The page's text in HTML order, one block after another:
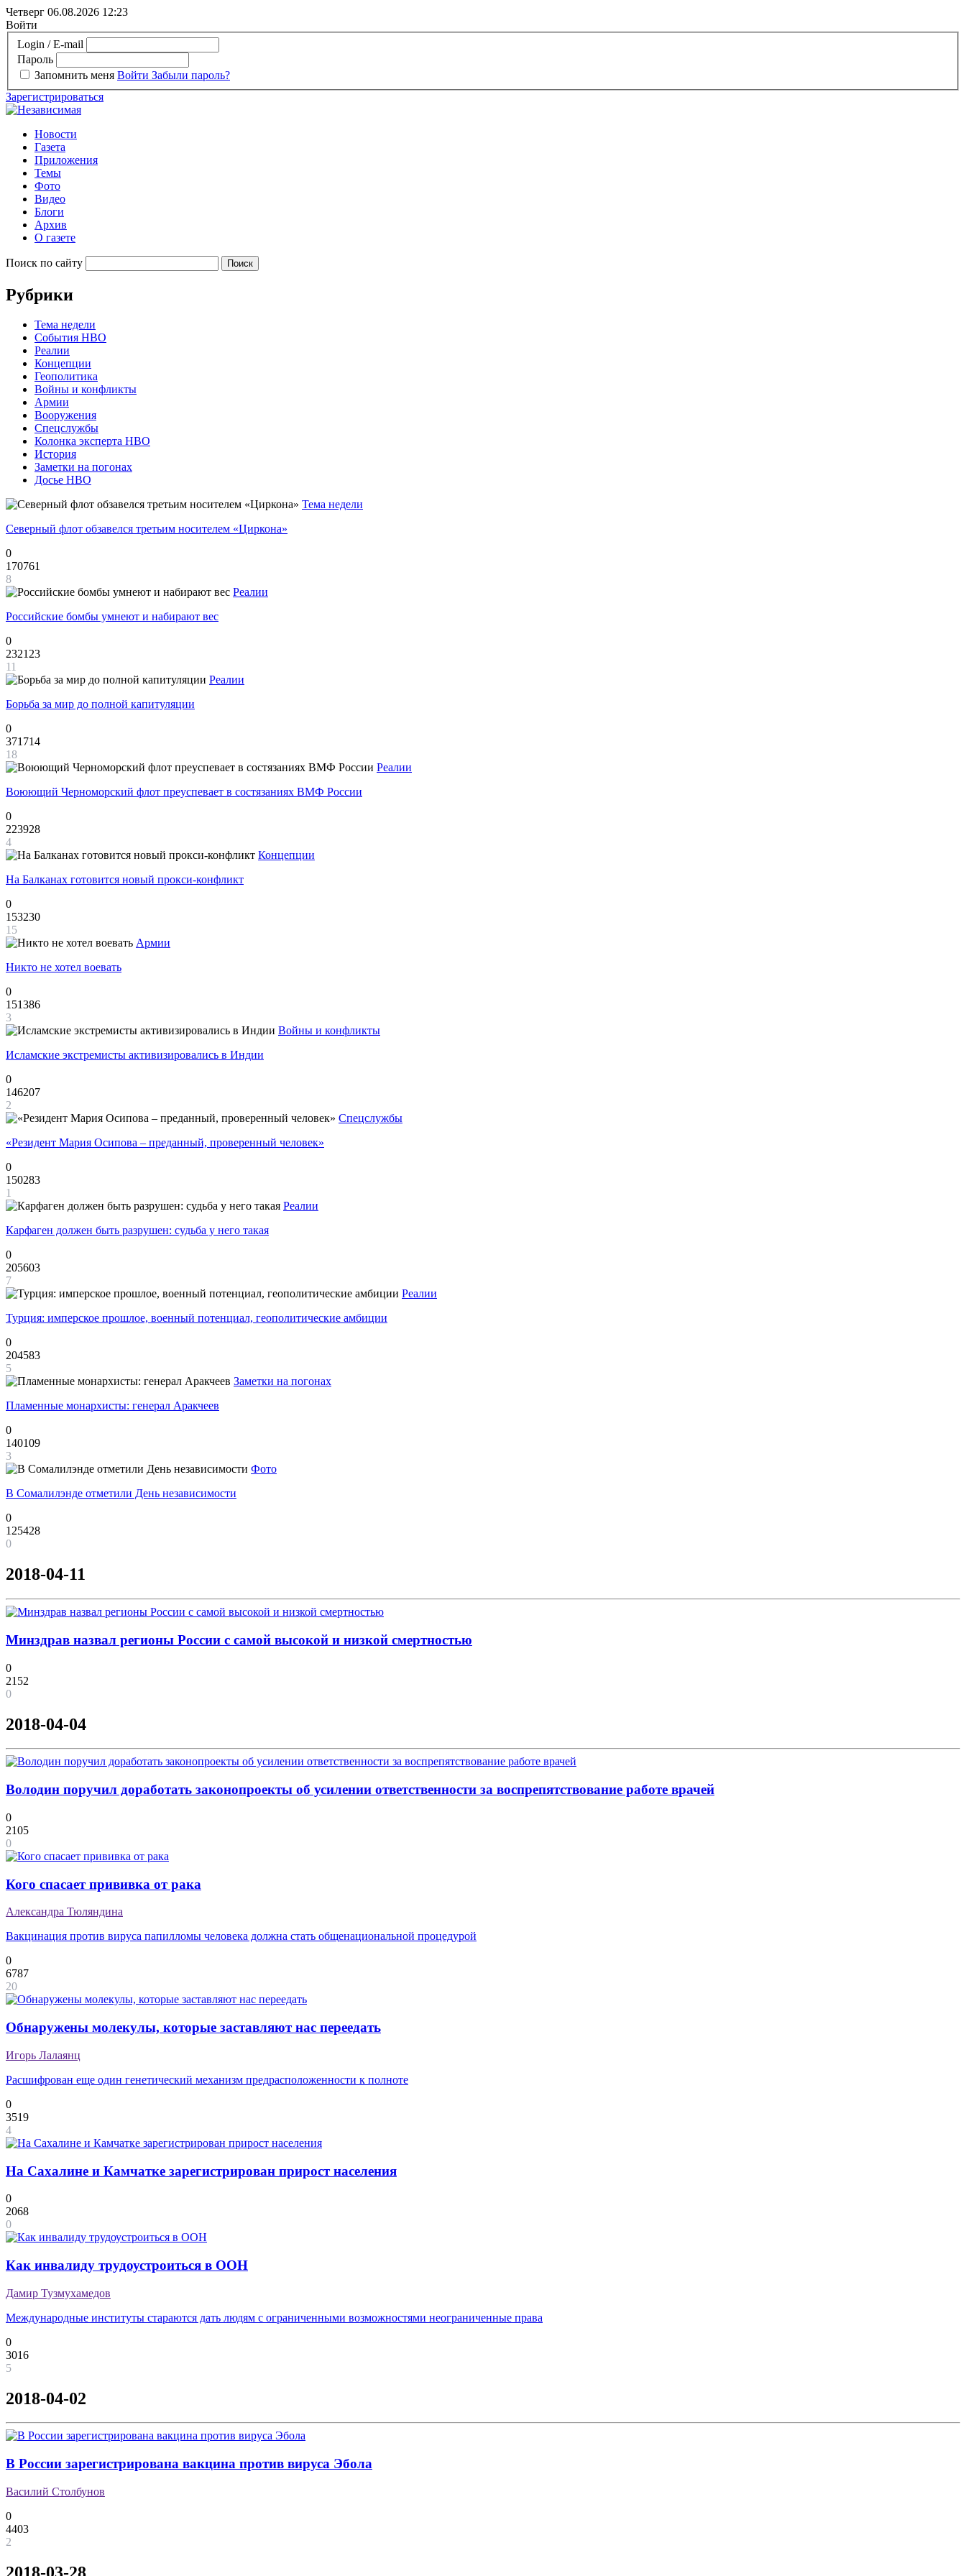
Четверг 06.08.2026 12:23
Войти
Login / E-mail
Пароль
Запомнить меня Войти Забыли пароль?
Зарегистрироваться
Новости
Газета
Приложения
Темы
Фото
Видео
Блоги
Архив
О газете
Поиск по сайту
Рубрики
Тема недели
События НВО
Реалии
Концепции
Геополитика
Войны и конфликты
Армии
Вооружения
Спецслужбы
Колонка эксперта НВО
История
Заметки на погонах
Досье НВО
Тема недели
Северный флот обзавелся третьим носителем «Циркона»
0
170761
8
Реалии
Российские бомбы умнеют и набирают вес
0
232123
11
Реалии
Борьба за мир до полной капитуляции
0
371714
18
Реалии
Воюющий Черноморский флот преуспевает в состязаниях ВМФ России
0
223928
4
Концепции
На Балканах готовится новый прокси-конфликт
0
153230
15
Армии
Никто не хотел воевать
0
151386
3
Войны и конфликты
Исламские экстремисты активизировались в Индии
0
146207
2
Спецслужбы
«Резидент Мария Осипова – преданный, проверенный человек»
0
150283
1
Реалии
Карфаген должен быть разрушен: судьба у него такая
0
205603
7
Реалии
Турция: имперское прошлое, военный потенциал, геополитические амбиции
0
204583
5
Заметки на погонах
Пламенные монархисты: генерал Аракчеев
0
140109
3
Фото
В Сомалилэнде отметили День независимости
0
125428
0
2018-04-11
Минздрав назвал регионы России с самой высокой и низкой смертностью
0
2152
0
2018-04-04
Володин поручил доработать законопроекты об усилении ответственности за воспрепятствование работе врачей
0
2105
0
Кого спасает прививка от рака
Александра Тюляндина
Вакцинация против вируса папилломы человека должна стать общенациональной процедурой
0
6787
20
Обнаружены молекулы, которые заставляют нас переедать
Игорь Лалаянц
Расшифрован еще один генетический механизм предрасположенности к полноте
0
3519
4
На Сахалине и Камчатке зарегистрирован прирост населения
0
2068
0
Как инвалиду трудоустроиться в ООН
Дамир Тузмухамедов
Международные институты стараются дать людям с ограниченными возможностями неограниченные права
0
3016
5
2018-04-02
В России зарегистрирована вакцина против вируса Эбола
Василий Столбунов
0
4403
2